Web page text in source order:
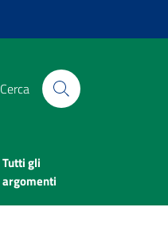
Cerca
Tutti gli
argomenti